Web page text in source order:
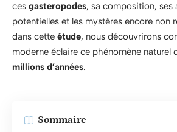
ces gasteropodes, sa composition, ses
potentielles et les mystères encore non
dans cette étude, nous découvrirons
moderne éclaire ce phénomène naturel
millions d’années.
Sommaire